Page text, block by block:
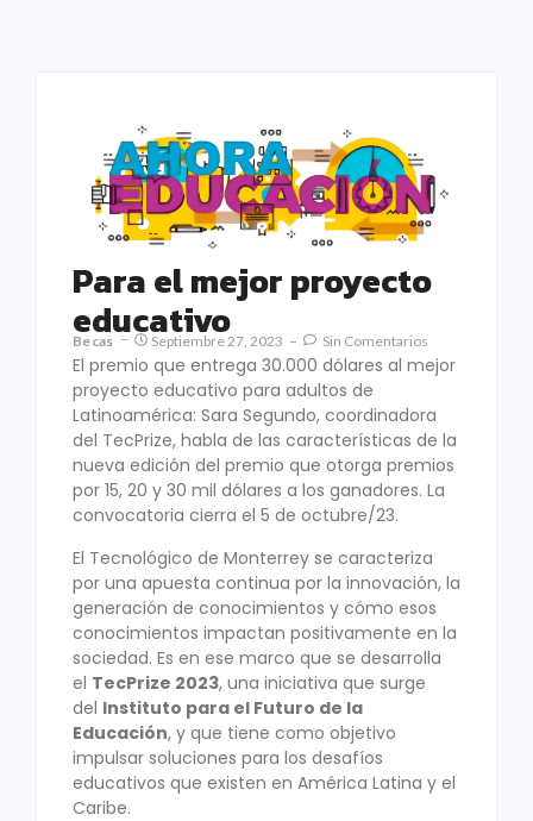
Para el mejor proyecto
educativo
Becas Septiembre 27, 2023 Sin Comentarios
El premio que entrega 30.000 dólares al mejor
proyecto educativo para adultos de
Latinoamérica: Sara Segundo, coordinadora
del TecPrize, habla de las características de la
nueva edición del premio que otorga premios
por 15, 20 y 30 mil dólares a los ganadores. La
convocatoria cierra el 5 de octubre/23.
El Tecnológico de Monterrey se caracteriza
por una apuesta continua por la innovación, la
generación de conocimientos y cómo esos
conocimientos impactan positivamente en la
sociedad. Es en ese marco que se desarrolla
el TecPrize 2023, una iniciativa que surge
del Instituto para el Futuro de la
Educación, y que tiene como objetivo
impulsar soluciones para los desafíos
educativos que existen en América Latina y el
Caribe.